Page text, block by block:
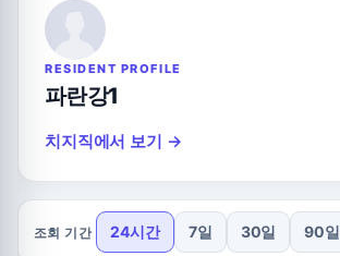
RESIDENT PROFILE
파란강1
치지직에서 보기 →
조회 기간 24시간 7일 30일 90일